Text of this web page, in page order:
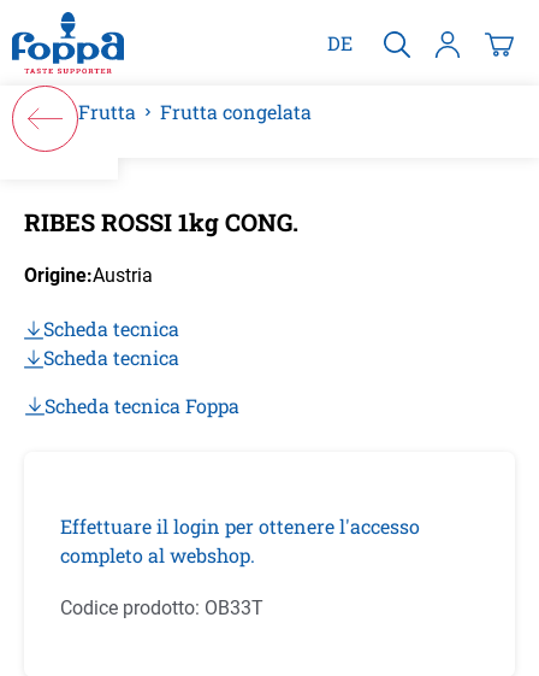
principale
DE
Frutta Frutta congelata
RIBES ROSSI 1kg CONG.
Origine:Austria
Scheda tecnica
Scheda tecnica
Scheda tecnica Foppa
Effettuare il login per ottenere l'accesso
completo al webshop.
Codice prodotto: OB33T